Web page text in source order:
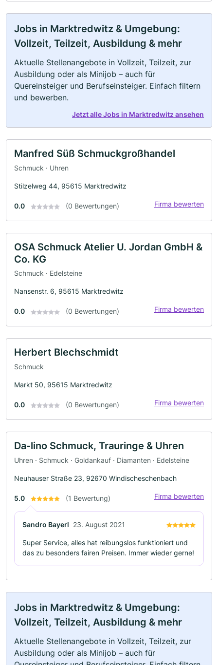
Jobs in Marktredwitz & Umgebung:
Vollzeit, Teilzeit, Ausbildung & mehr
Aktuelle Stellenangebote in Vollzeit, Teilzeit, zur
Ausbildung oder als Minijob – auch für
Quereinsteiger und Berufseinsteiger. Einfach filtern
und bewerben.
Jetzt alle Jobs in Marktredwitz ansehen
Manfred Süß Schmuckgroßhandel
Schmuck · Uhren
Stilzelweg 44, 95615 Marktredwitz
0.0 (0 Bewertungen) Firma bewerten
OSA Schmuck Atelier U. Jordan GmbH &
Co. KG
Schmuck · Edelsteine
Nansenstr. 6, 95615 Marktredwitz
0.0 (0 Bewertungen) Firma bewerten
Herbert Blechschmidt
Schmuck
Markt 50, 95615 Marktredwitz
0.0 (0 Bewertungen) Firma bewerten
Da-lino Schmuck, Trauringe & Uhren
Uhren · Schmuck · Goldankauf · Diamanten · Edelsteine
Neuhauser Straße 23, 92670 Windischeschenbach
5.0 (1 Bewertung) Firma bewerten
Sandro Bayerl 23. August 2021
Super Service, alles hat reibungslos funktioniert und
das zu besonders fairen Preisen. Immer wieder gerne!
Jobs in Marktredwitz & Umgebung:
Vollzeit, Teilzeit, Ausbildung & mehr
Aktuelle Stellenangebote in Vollzeit, Teilzeit, zur
Ausbildung oder als Minijob – auch für